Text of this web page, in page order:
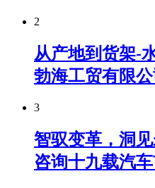
2
从产地到货架-
勃海工贸有限
3
智驭变革，洞
咨询十九载汽